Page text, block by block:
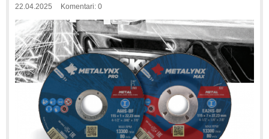
22.04.2025 Komentari: 0